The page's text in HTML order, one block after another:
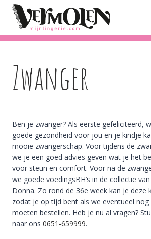
Doorgaan
inhoud
Zwanger
Ben je zwanger? Als eerste gefeliciteerd,
goede gezondheid voor jou en je kindje
mooie zwangerschap. Voor tijdens de
we je een goed advies geven wat je het
voor steun en comfort. Voor na de
we goede voedingsBH’s in de collectie
Donna. Zo rond de 36e week kan je deze
zodat je op tijd bent als we eventueel
moeten bestellen. Heb je nu al vragen?
naar ons 0651-659999.